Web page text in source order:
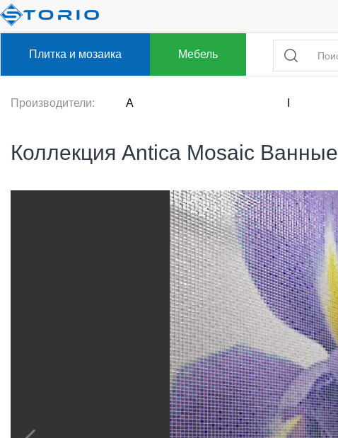
Плитка и мозаика Мебель
Производители: A
Коллекция Antica Mosaic Ванные